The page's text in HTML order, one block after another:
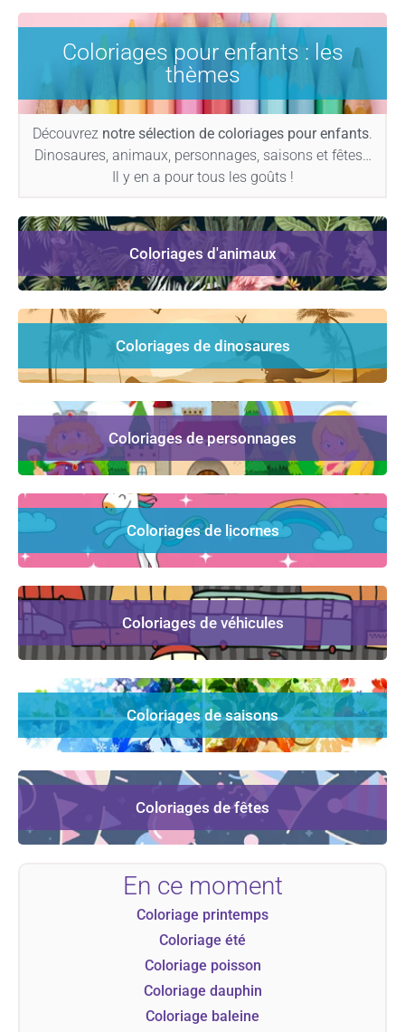
Coloriages pour enfants : les
thèmes
Découvrez notre sélection de coloriages pour enfants.
Dinosaures, animaux, personnages, saisons et fêtes…
Il y en a pour tous les goûts !
Coloriages d'animaux
Coloriages de dinosaures
Coloriages de personnages
Coloriages de licornes
Coloriages de véhicules
Coloriages de saisons
Coloriages de fêtes
En ce moment
Coloriage printemps
Coloriage été
Coloriage poisson
Coloriage dauphin
Coloriage baleine